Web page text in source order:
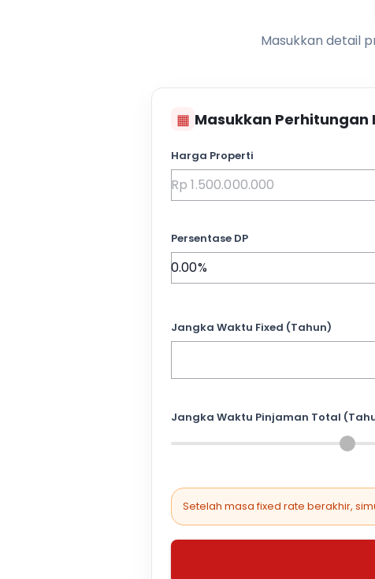
Masukkan detail
▦ Masukkan Perhitungan
Harga Properti
Persentase DP
Jangka Waktu Fixed (Tahun)
Jangka Waktu Pinjaman Total
Setelah masa fixed rate berakhir,